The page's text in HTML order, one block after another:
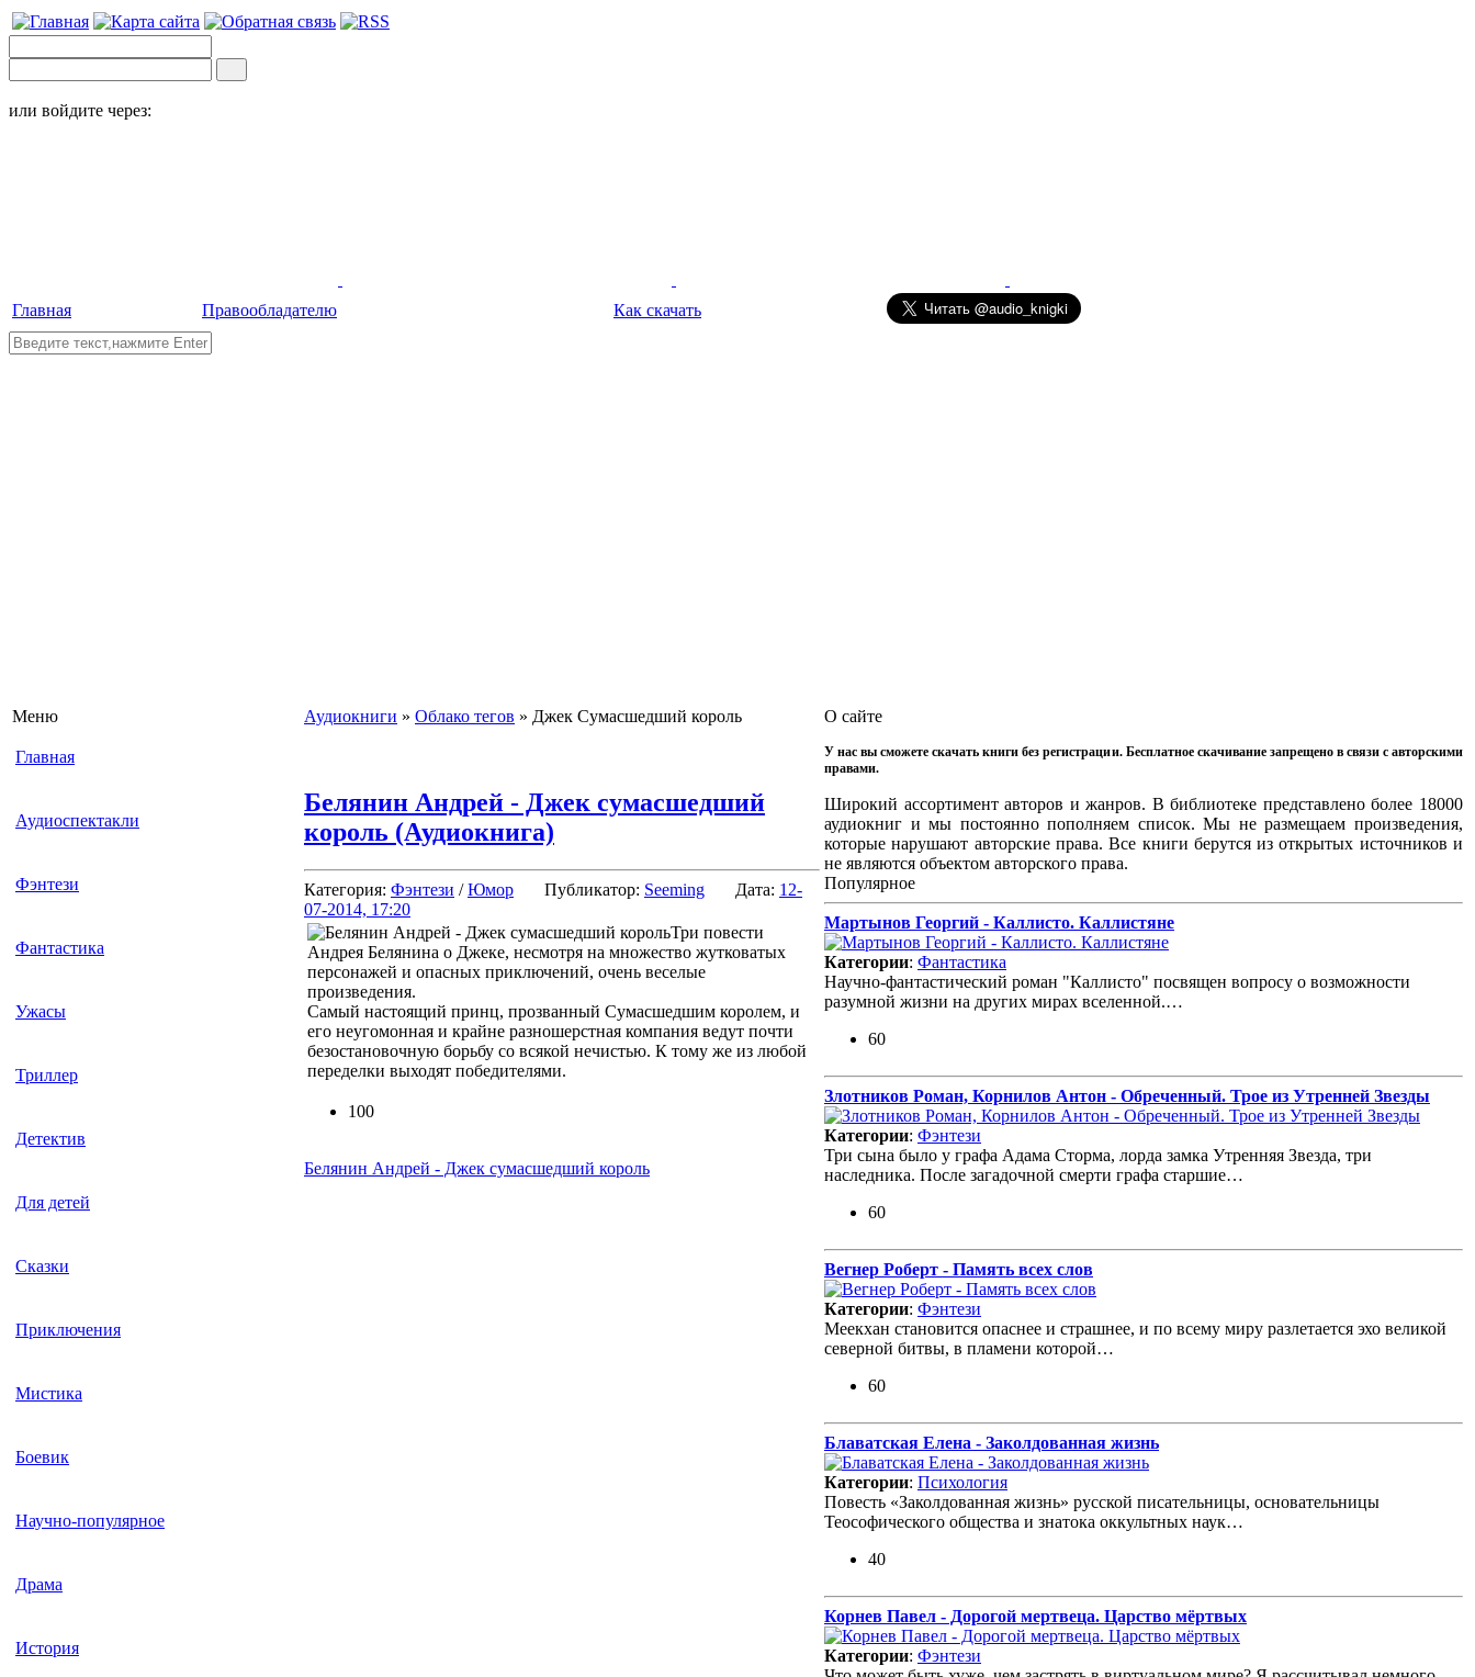
или войдите через:
Главная Правообладателю Как скачать
Меню
Главная
Аудиоспектакли
Фэнтези
Фантастика
Ужасы
Триллер
Детектив
Для детей
Сказки
Приключения
Мистика
Боевик
Научно-популярное
Драма
История
Аудиокниги » Облако тегов » Джек Сумасшедший король
Белянин Андрей - Джек сумасшедший
король (Аудиокнига)
Категория: Фэнтези /Юмор Публикатор: Seeming Дата: 12-
07-2014, 17:20
Три повести
Андрея Белянина о Джеке, несмотря на множество жутковатых
персонажей и опасных приключений, очень веселые
произведения.
Самый настоящий принц, прозванный Сумасшедшим королем, и
его неугомонная и крайне разношерстная компания ведут почти
безостановочную борьбу со всякой нечистью. К тому же из любой
переделки выходят победителями.
100
Белянин Андрей - Джек сумасшедший король
О сайте
У нас вы сможете скачать книги без регистрации. Бесплатное скачивание запрещено в связи с авторскими
правами.
Широкий ассортимент авторов и жанров. В библиотеке представлено более 18000
аудиокниг и мы постоянно пополняем список. Мы не размещаем произведения,
которые нарушают авторские права. Все книги берутся из открытых источников и
не являются объектом авторского права.
Популярное
Мартынов Георгий - Каллисто. Каллистяне
Категории: Фантастика
Научно-фантастический роман "Каллисто" посвящен вопросу о возможности
разумной жизни на других мирах вселенной.…
60
Злотников Роман, Корнилов Антон - Обреченный. Трое из Утренней Звезды
Категории: Фэнтези
Три сына было у графа Адама Сторма, лорда замка Утренняя Звезда, три
наследника. После загадочной смерти графа старшие…
60
Вегнер Роберт - Память всех слов
Категории: Фэнтези
Меекхан становится опаснее и страшнее, и по всему миру разлетается эхо великой
северной битвы, в пламени которой…
60
Блаватская Елена - Заколдованная жизнь
Категории: Психология
Повесть «Заколдованная жизнь» русской писательницы, основательницы
Теософического общества и знатока оккультных наук…
40
Корнев Павел - Дорогой мертвеца. Царство мёртвых
Категории: Фэнтези